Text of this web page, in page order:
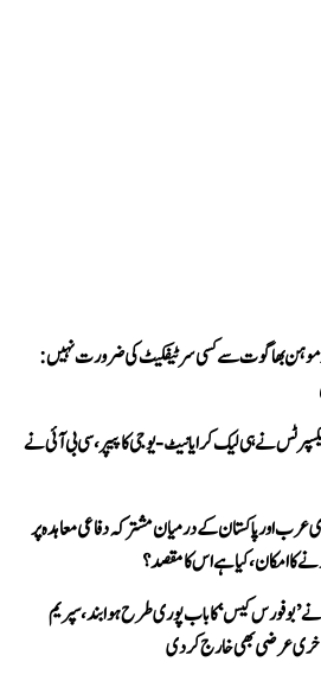
بھاگوت سے کسی سرٹیفکیٹ کی ضرورت نہیں:
نے ہی لیک کرایا نیٹ-یوجی کا پیپر، سی بی آئی نے
عرب اور پاکستان کے درمیان مشترکہ دفاعی معاہدہ پر
کا امکان، کیا ہے اس کا مقصد؟
’بوفورس کیس‘ کا باب پوری طرح ہوا بند، سپریم
عرضی بھی خارج کر دی